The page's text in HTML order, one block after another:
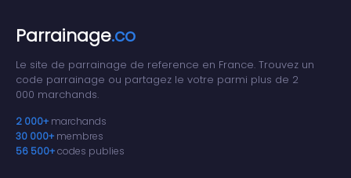
Parrainage.co
Le site de parrainage de reference en France. Trouvez un
code parrainage ou partagez le votre parmi plus de 2
000 marchands.
2 000+ marchands
30 000+ membres
56 500+codes publies